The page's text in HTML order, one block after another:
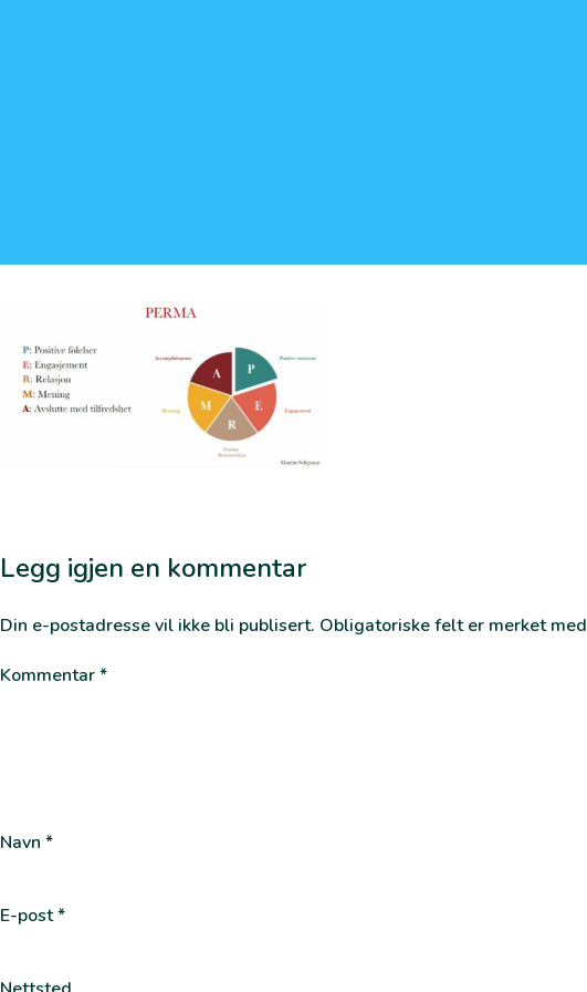
Legg igjen en kommentar
Din e-postadresse vil ikke bli publisert. Obligatoriske felt er merket med
Kommentar*
Navn *
E-post*